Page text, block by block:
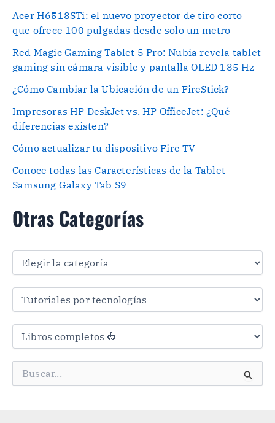
Acer H6518STi: el nuevo proyector de tiro corto
que ofrece 100 pulgadas desde solo un metro
Red Magic Gaming Tablet 5 Pro: Nubia revela tablet
gaming sin cámara visible y pantalla OLED 185 Hz
¿Cómo Cambiar la Ubicación de un FireStick?
Impresoras HP DeskJet vs. HP OfficeJet: ¿Qué
diferencias existen?
Cómo actualizar tu dispositivo Fire TV
Conoce todas las Características de la Tablet
Samsung Galaxy Tab S9
Otras Categorías
O
a
a